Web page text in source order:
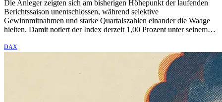
Die Anleger zeigten sich am bisherigen Höhepunkt der laufenden
Berichtssaison unentschlossen, während selektive
Gewinnmitnahmen und starke Quartalszahlen einander die Waage
hielten. Damit notiert der Index derzeit 1,00 Prozent unter seinem…
DAX